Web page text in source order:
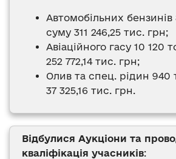
Автомобільних
суму 311 246,25 тис. грн;
Авіаційного гасу 10 120
252 772,14 тис. грн;
Олив та спец. рідин 940
37 325,16 тис. грн.
Відбулися Аукціони та
кваліфікація учасників: